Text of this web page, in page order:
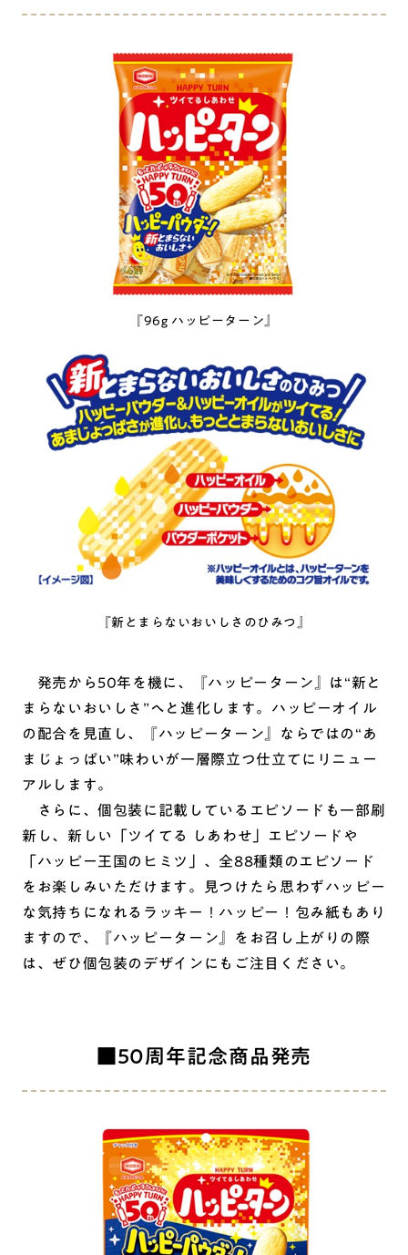
『96g ハッピーターン』
『新とまらないおいしさのひみつ』
発売から50年を機に、『ハッピーターン』は“新と
まらないおいしさ”へと進化します。ハッピーオイル
の配合を見直し、『ハッピーターン』ならではの“あ
まじょっぱい”味わいが一層際立つ仕立てにリニュー
アルします。
さらに、個包装に記載しているエピソードも一部刷
新し、新しい「ツイてる しあわせ」エピソードや
「ハッピー王国のヒミツ」、全88種類のエピソード
をお楽しみいただけます。見つけたら思わずハッピー
な気持ちになれるラッキー！ハッピー！包み紙もあり
ますので、『ハッピーターン』をお召し上がりの際
は、ぜひ個包装のデザインにもご注目ください。
■50周年記念商品発売